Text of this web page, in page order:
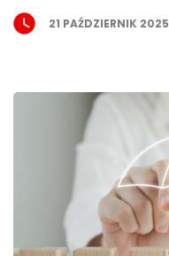
21 PAŹDZIERNIK 2025